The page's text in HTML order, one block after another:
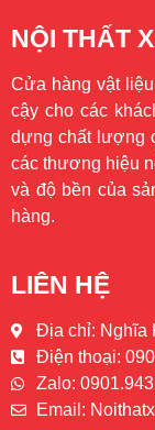
NỘI THẤT
Cửa hàng vật
cậy cho các
dựng chất lượng
các thương hiệu
và độ bền của
hàng.
LIÊN HỆ
Địa chỉ: Nghĩa
Điện thoại:
Zalo:
Email: